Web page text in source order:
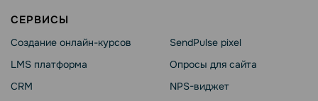
СЕРВИСЫ
Создание онлайн-курсов
LMS платформа
CRM
SendPulse pixel
Опросы для сайта
NPS-виджет